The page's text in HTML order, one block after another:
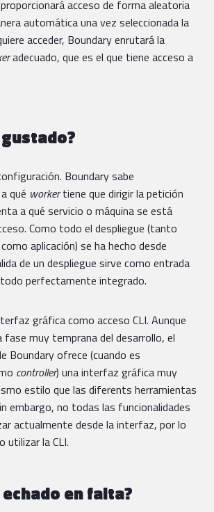
acceso de forma aleatoria
automática una vez seleccionada la
acceder, Boundary enrutará la
adecuado, que es el que tiene acceso a
Boundary sabe
qué workertiene que dirigir la petición
a qué servicio o máquina se está
Como todo el despliegue (tanto
aplicación) se ha hecho desde
de un despliegue sirve como entrada
perfectamente integrado.
gráfica como acceso CLI. Aunque
fase muy temprana del desarrollo, el
Boundary ofrece (cuando es
controller) una interfaz gráfica muy
estilo que las diferents herramientas
embargo, no todas las funcionalidades
actualmente desde la interfaz, por lo
utilizar la CLI.
en falta?